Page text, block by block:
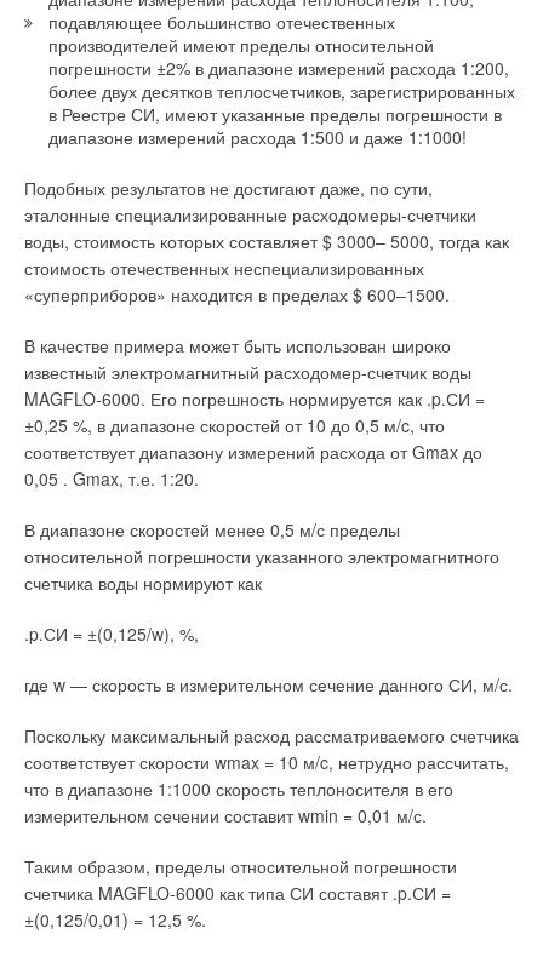
подавляющее большинство отечественных
производителей имеют пределы относительной
погрешности ±2% в диапазоне измерений расхода 1:200,
более двух десятков теплосчетчиков, зарегистрированных
в Реестре СИ, имеют указанные пределы погрешности в
диапазоне измерений расхода 1:500 и даже 1:1000!
Подобных результатов не достигают даже, по сути,
эталонные специализированные расходомеры-счетчики
воды, стоимость которых составляет $ 3000– 5000, тогда как
стоимость отечественных неспециализированных
«суперприборов» находится в пределах $ 600–1500.
В качестве примера может быть использован широко
известный электромагнитный расходомер-счетчик воды
MAGFLO-6000. Его погрешность нормируется как .p.СИ =
±0,25 %, в диапазоне скоростей от 10 до 0,5 м/c, что
соответствует диапазону измерений расхода от Gmax до
0,05 . Gmax, т.е. 1:20.
В диапазоне скоростей менее 0,5 м/с пределы
относительной погрешности указанного электромагнитного
счетчика воды нормируют как
.p.СИ = ±(0,125/w), %,
где w — скорость в измерительном сечение данного СИ, м/с.
Поскольку максимальный расход рассматриваемого счетчика
соответствует скорости wmax = 10 м/c, нетрудно рассчитать,
что в диапазоне 1:1000 скорость теплоносителя в его
измерительном сечении составит wmin = 0,01 м/с.
Таким образом, пределы относительной погрешности
счетчика MAGFLO-6000 как типа СИ составят .p.СИ =
±(0,125/0,01) = 12,5 %.
серийное производство. Однако тепловой электронасос
требует больших затрат на источник тепла — в четыре раза
больших площадей солнечных коллекторов или глубоко
заложенных в землю элементов.
Поэтому цеолитовый отопительный прибор может считаться
постройках, но и при модернизации старых зданий, где,
например, нецелесообразно применение слишком больших
коллекторов. Впрочем, специалисты по отопительной
технике из Vaillant вовсе не собирались конкурировать с
тепловым электронасосом. Они скорее исходили из точки
зрения, что тот, кто мыслит экологически и уже использует
газ для отопления, безусловно, останется приверженцем
газа, если и в этой области технический прогресс предложит
экологически выгодные решения.
Мир меняется, меняются наши требования к теплу и
специалистыVaillantстараются предугадать их, используя
передовую технологию, опирающуюся на ведущие научные
разработки. И все это, чтобы, в конечном счете, у кого-то
дома стало теплее.
Читайте по теме:
→ «ВГР» - Форсаж 2023!
→ «Золотая» котельная
→
История создания настенных конденсационных газовых
котлов
→
отопления
→
История создания настенных газовых котлов. Создание
первых проточных газовых нагревателей и котлов
уровнем эмиссии вредных веществ. Подобные рабочие
характеристики стали возможны благодаря применению
современных конденсационных технологий и технологии
предварительного приготовления газовоздушной смеси.
Типоряд Econcept состоит из 7 моделей. Две из них —
двухконтурные отопительные агрегаты производительностью
35 и 25 кВт соответственно.
Другие (Econcept 15 A, Econcept 25 A, Econcept 35 A,
Econcept 50 A, Econcept 100) представляют собой
отопления производительностью 15, 25, 35, 49 и 92 кВт.
Модели мощностью 15-25 кВт предназначены для бытового
использования и имеют оригинальный дизайн кожуха,
который гармонично вписывается в любую обстановку.
Котлы моделей Econcept 50–100 предназначены для
организации котельных большой мощности. Эти модели
Используя специальный контроллер, каскады можно
объединять до 5 котлов в один модуль. При необходимости
возможна установка большего количества котлов в каскад —
Pegasus и Rendimax имеют интересный для России разбег
мощности — от 23 до 102 кВт. Можно отметить три основных
преимущества газовых котлов с атмосферной горелкой:
Низкое рабочее давление используемого газа (от 13 до 15
более низкий уровень шума, чем, например, котлы с наддувной
горелкой.
Надежность по сравнению с наддувной горелкой, в механизме
которой используется дополнительный электродвигатель, а
также автоматика и электрические соединения, влияющие на